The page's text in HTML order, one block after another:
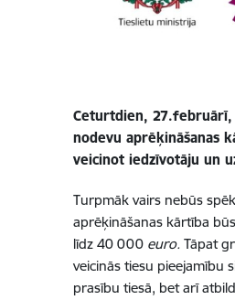
Ceturtdien, 27.februārī,
nodevu aprēķināšanas
veicinot iedzīvotāju un
Turpmāk vairs nebūs
aprēķināšanas kārtība
līdz 40 000 euro. Tāpat
veicinās tiesu pieejamību
prasību tiesā, bet arī